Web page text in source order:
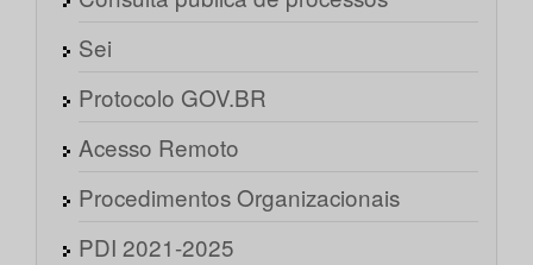
Sei
Protocolo GOV.BR
Acesso Remoto
Procedimentos Organizacionais
PDI 2021-2025